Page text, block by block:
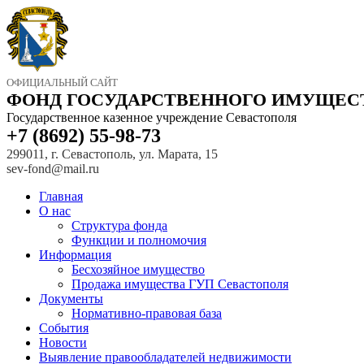
ОФИЦИАЛЬНЫЙ САЙТ
ФОНД ГОСУДАРСТВЕННОГО
Государственное казенное учреждение Севастополя
+7 (8692) 55-98-73
299011, г. Севастополь, ул. Марата, 15
sev-fond@mail.ru
Главная
О нас
Структура фонда
Функции и полномочия
Информация
Бесхозяйное имущество
Продажа имущества ГУП Севастополя
Документы
Нормативно-правовая база
События
Новости
Выявление правообладателей недвижимости